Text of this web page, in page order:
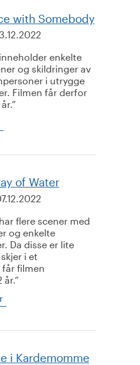
with Somebody
enkelte
og skildringer av
i utrygge
Filmen får derfor
of Water
flere scener med
og enkelte
Da disse er lite
i et
filmen
år.
i Kardemomme